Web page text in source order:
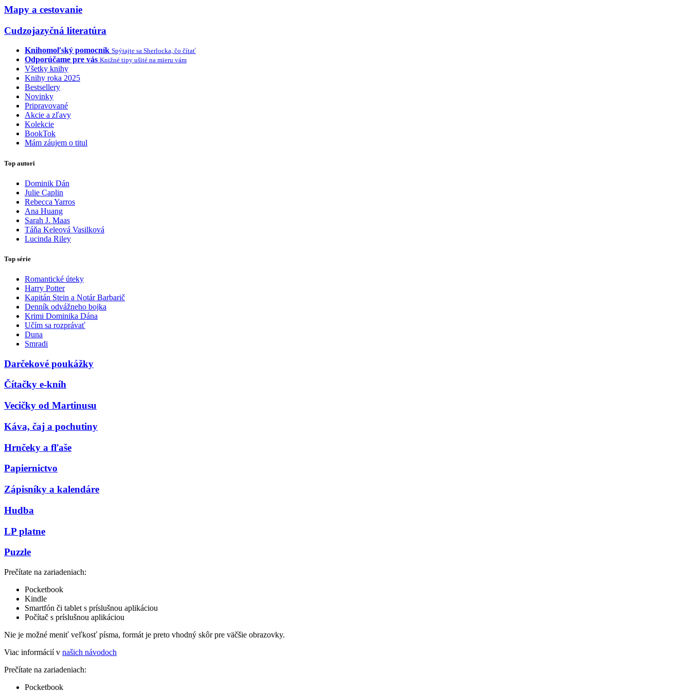
Mapy a cestovanie
Cudzojazyčná literatúra
Knihomoľský pomocník Spýtajte sa Sherlocka, čo čítať
Odporúčame pre vás Knižné tipy ušité na mieru vám
Všetky knihy
Knihy roka 2025
Bestsellery
Novinky
Pripravované
Akcie a zľavy
Kolekcie
BookTok
Mám záujem o titul
Top autori
Dominik Dán
Julie Caplin
Rebecca Yarros
Ana Huang
Sarah J. Maas
Táňa Keleová Vasilková
Lucinda Riley
Top série
Romantické úteky
Harry Potter
Kapitán Stein a Notár Barbarič
Denník odvážneho bojka
Krimi Dominika Dána
Učím sa rozprávať
Duna
Smradi
Darčekové poukážky
Čítačky e-kníh
Vecičky od Martinusu
Káva, čaj a pochutiny
Hrnčeky a fľaše
Papiernictvo
Zápisníky a kalendáre
Hudba
LP platne
Puzzle
Prečítate na zariadeniach:
Pocketbook
Kindle
Smartfón či tablet s príslušnou aplikáciou
Počítač s príslušnou aplikáciou
Nie je možné meniť veľkosť písma, formát je preto vhodný skôr pre väčšie obrazovky.
Viac informácií v našich návodoch
Prečítate na zariadeniach:
Pocketbook